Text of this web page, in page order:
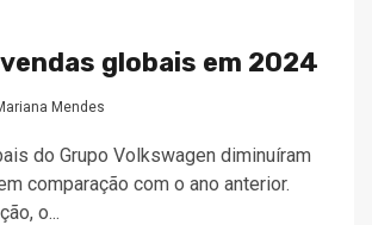
globais em 2024
Mendes
do Grupo Volkswagen diminuíram
comparação com o ano anterior.
o...